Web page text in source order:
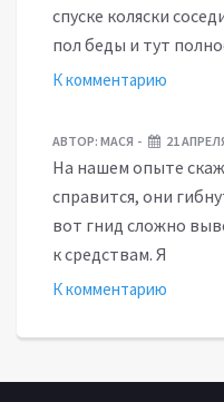
спуске коляски
пол беды и тут
К комментарию
АВТОР: МАСЯ 21
На нашем опыте
справится, они
вот гнид сложно
к средствам. Я
К комментарию